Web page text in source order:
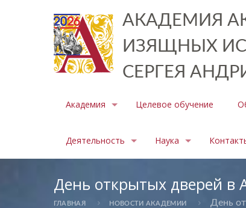
АКАДЕМИЯ
ИЗЯЩНЫХ
СЕРГЕЯ
Академия Целевое обучение
Деятельность Наука
День открытых дверей в
ГЛАВНАЯ НОВОСТИ АКАДЕМИИ День